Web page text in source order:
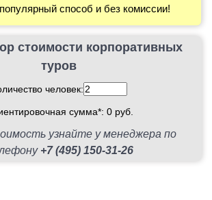
способ и без комиссии!
стоимости корпоративных
туров
человек:
сумма*: 0 руб.
узнайте у менеджера по
+7 (495) 150-31-26